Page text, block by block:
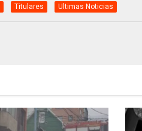
Titulares Ultimas Noticias